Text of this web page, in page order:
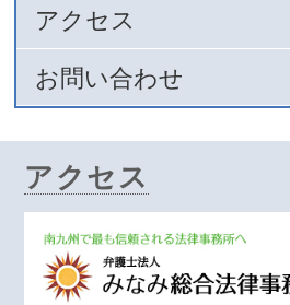
アクセス
お問い合わせ
アクセス